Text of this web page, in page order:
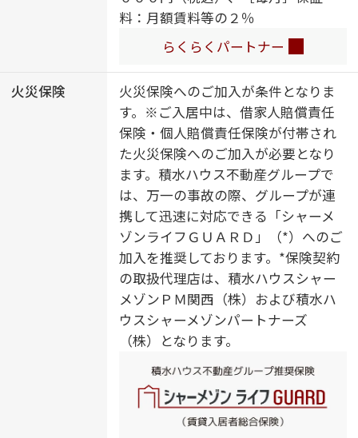
料：月額賃料等の２％
らくらくパートナー
火災保険
火災保険へのご加入が条件となりま
す。※ご入居中は、借家人賠償責任
保険・個人賠償責任保険が付帯され
た火災保険へのご加入が必要となり
ます。積水ハウス不動産グループで
は、万一の事故の際、グループが連
携して迅速に対応できる「シャーメ
ゾンライフＧＵＡＲＤ」（*）へのご
加入を推奨しております。*保険契約
の取扱代理店は、積水ハウスシャー
メゾンＰＭ関西（株）および積水ハ
ウスシャーメゾンパートナーズ
（株）となります。